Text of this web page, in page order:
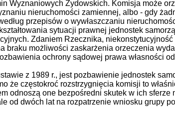
Wyznaniowych Żydowskich. Komisja może
nieruchomości zamiennej, albo - gdy
przepisów o wywłaszczaniu
sytuacji prawnej jednostek
Zdaniem Rzecznika,
braku możliwości zaskarżenia orzeczenia
ochrony sądowej prawa własności
z 1989 r., jest pozbawienie jednostek
że częstokroć rozstrzygnięcia komisji to
odnoszą one bezpośredni skutek w ich sferze
od dwóch lat na rozpatrzenie wniosku grupy